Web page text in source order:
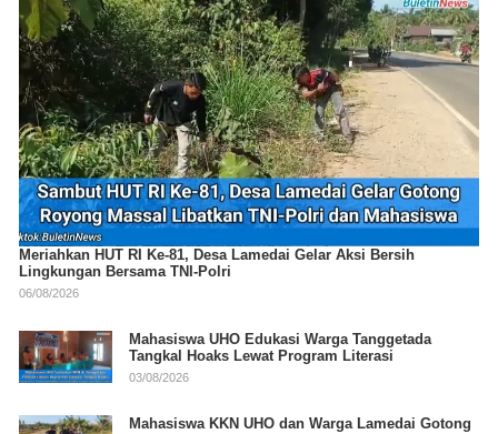
Meriahkan HUT RI Ke-81, Desa Lamedai Gelar Aksi Bersih
Lingkungan Bersama TNI-Polri
06/08/2026
Mahasiswa UHO Edukasi Warga Tanggetada
Tangkal Hoaks Lewat Program Literasi
03/08/2026
Mahasiswa KKN UHO dan Warga Lamedai Gotong